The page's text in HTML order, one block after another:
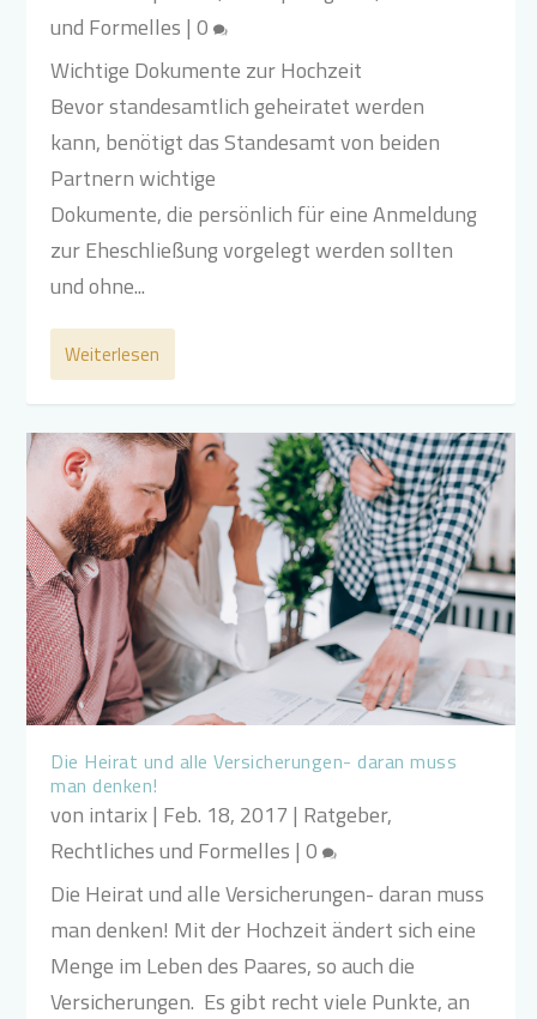
und Formelles |0
Wichtige Dokumente zur Hochzeit
Bevor standesamtlich geheiratet werden
kann, benötigt das Standesamt von beiden
Partnern wichtige
Dokumente, die persönlich für eine Anmeldung
zur Eheschließung vorgelegt werden sollten
und ohne...
Weiterlesen
Die Heirat und alle Versicherungen- daran muss
man denken!
von intarix| Feb. 18, 2017 | Ratgeber,
Rechtliches und Formelles |0
Die Heirat und alle Versicherungen- daran muss
man denken! Mit der Hochzeit ändert sich eine
Menge im Leben des Paares, so auch die
Versicherungen. Es gibt recht viele Punkte, an